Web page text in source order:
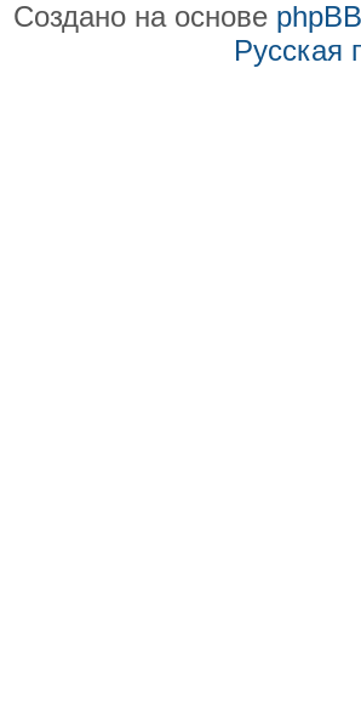
Создано на основе phpBB
Русская